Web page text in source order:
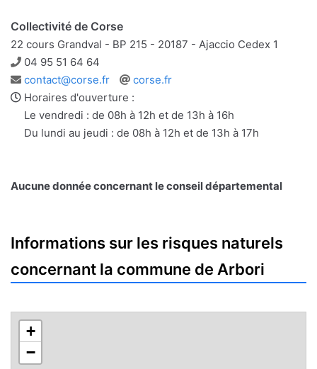
Collectivité de Corse
22 cours Grandval - BP 215 - 20187 - Ajaccio Cedex 1
Téléphone
04 95 51 64 64
Adresse
e-
mail
contact@corse.fr
Site
web
corse.fr
Horaires d'ouverture :
Le vendredi : de 08h à 12h et de 13h à 16h
Du lundi au jeudi : de 08h à 12h et de 13h à 17h
Aucune donnée concernant le conseil départemental
Informations sur les risques naturels
concernant la commune de Arbori
+
−